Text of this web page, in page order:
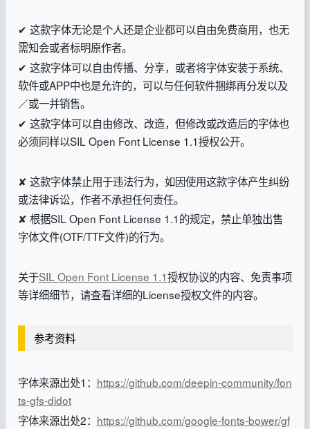
✔ 这款字体无论是个人还是企业都可以自由免费商用，也无
需知会或者标明原作者。
✔ 这款字体可以自由传播、分享，或者将字体安装于系统、
软件或APP中也是允许的，可以与任何软件捆绑再分发以及
／或一并销售。
✔ 这款字体可以自由修改、改造，但修改或改造后的字体也
必须同样以SIL Open Font License 1.1授权公开。
✘ 这款字体禁止用于违法行为，如因使用这款字体产生纠纷
或法律诉讼，作者不承担任何责任。
✘ 根据SIL Open Font License 1.1的规定，禁止单独出售
字体文件(OTF/TTF文件)的行为。
关于SIL Open Font License 1.1授权协议的内容、免责事项
等详细细节，请查看详细的License授权文件的内容。
参考资料
字体来源出处1： https://github.com/deepin-community/fon
ts-gfs-didot
字体来源出处2： https://github.com/google-fonts-bower/gf